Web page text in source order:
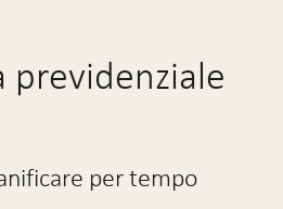
previdenziale
per tempo